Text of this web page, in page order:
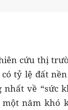
cứu thị
tỷ lệ đất
về “sức
một năm khó